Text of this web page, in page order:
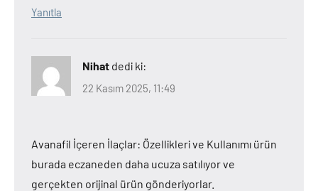
Yanıtla
Nihat dedi ki:
22 Kasım 2025, 11:49
Avanafil İçeren İlaçlar: Özellikleri ve Kullanımı ürün
burada eczaneden daha ucuza satılıyor ve
gerçekten orijinal ürün gönderiyorlar.